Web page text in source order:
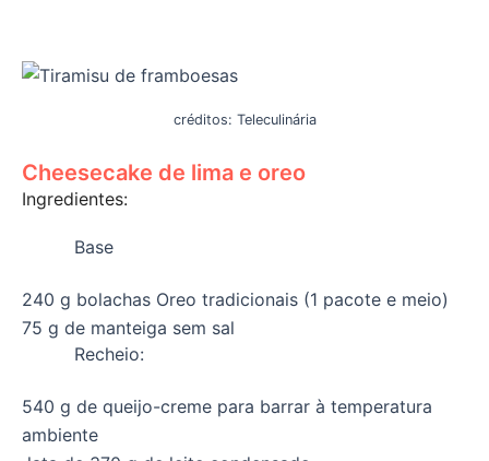
créditos: Teleculinária
Cheesecake de lima e oreo
Ingredientes:
Base
240 g bolachas Oreo tradicionais (1 pacote e meio)
75 g de manteiga sem sal
Recheio:
540 g de queijo-creme para barrar à temperatura
ambiente